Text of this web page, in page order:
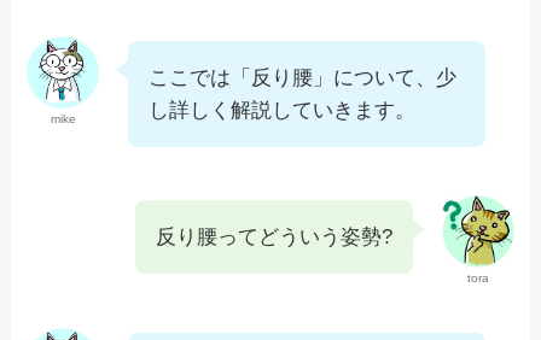
mike
ここでは「反り腰」について、少
し詳しく解説していきます。
tora
反り腰ってどういう姿勢?